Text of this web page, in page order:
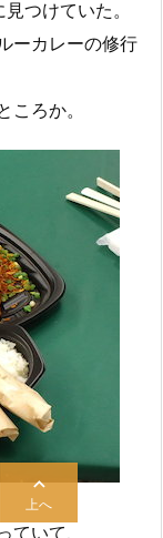
つけていた。
ーカレーの修行
ろか。
いて、

上へ